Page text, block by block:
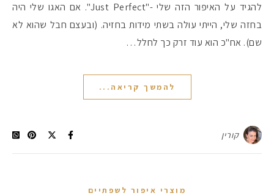
להגיד על האיפור הזה שלי -"Just Perfect". אם האגו שלי היה
בחזה שלי, הייתי עולה בשתי מידות בחזיה. (ובעצם חבל שהוא לא
שם). אח"כ הוא עוד זרק כך לחלל…
להמשך קריאה...
קורין
מוצרי איפור לשפתיים